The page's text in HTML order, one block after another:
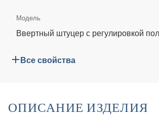
Модель
Ввертный штуцер с регулировкой
Все свойства
ОПИСАНИЕ ИЗДЕЛИЯ